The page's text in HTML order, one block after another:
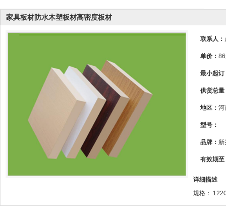
家具板材防水木塑板材高密度板材
联系人：
单价：
最小起订
供货总量
地区：河
型号：
品牌：新
有效期至
详细描述
规格：